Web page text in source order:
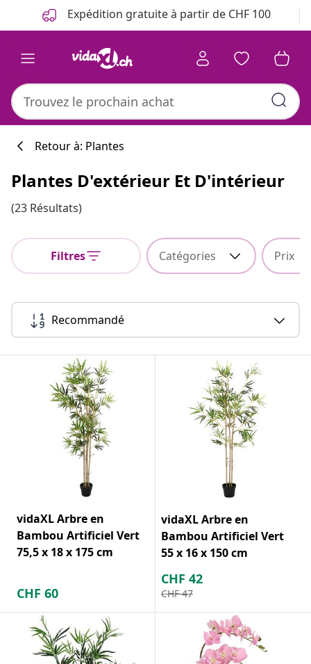
Précédent Expédition gratuite à partir de CHF 100
Retour à: Plantes
Plantes D'extérieur Et D'intérieur
(23 Résultats)
Filtres Catégories Prix
Recommandé
vidaXL Arbre en
Bambou Artificiel Vert
75,5 x 18 x 175 cm
CHF 60
vidaXL Arbre en
Bambou Artificiel Vert
55 x 16 x 150 cm
CHF 42
CHF 47